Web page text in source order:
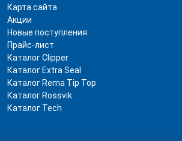
Карта сайта
Акции
Новые поступления
Прайс-лист
Каталог Clipper
Каталог Extra Seal
Каталог Rema Tip Top
Каталог Rossvik
Каталог Tech